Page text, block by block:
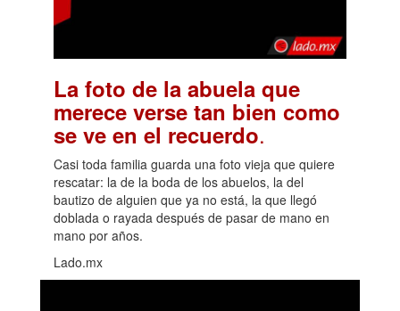
La foto de la abuela que
merece verse tan bien como
se ve en el recuerdo.
Casi toda familia guarda una foto vieja que quiere
rescatar: la de la boda de los abuelos, la del
bautizo de alguien que ya no está, la que llegó
doblada o rayada después de pasar de mano en
mano por años.
Lado.mx